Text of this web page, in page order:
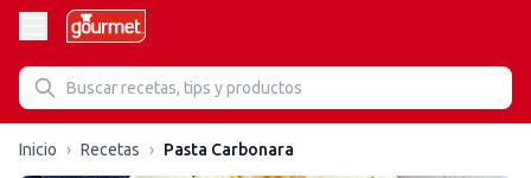
Inicio › Recetas › Pasta Carbonara